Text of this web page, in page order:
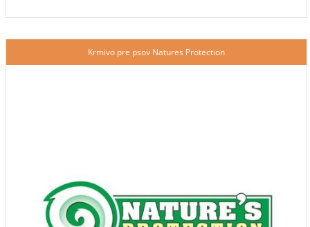
Krmivo pre psov Natures Protection